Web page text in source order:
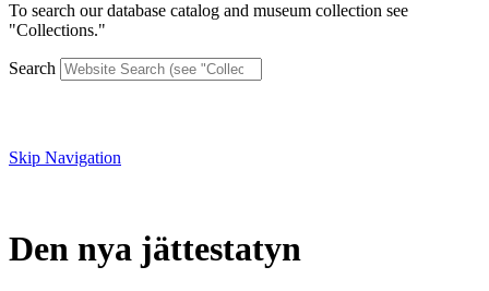
To search our database catalog and museum collection see
"Collections."
Search
Skip Navigation
Den nya jättestatyn